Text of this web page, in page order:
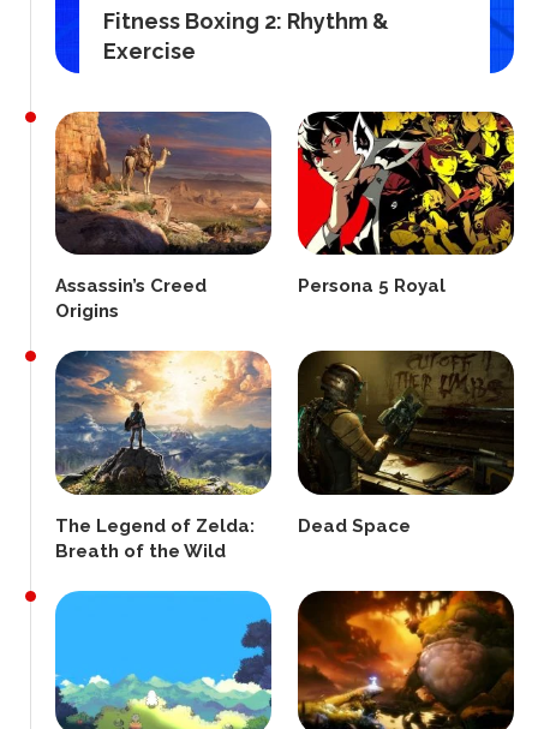
Fitness Boxing 2: Rhythm &
Exercise
Assassin’s Creed
Origins
Persona 5 Royal
The Legend of Zelda:
Breath of the Wild
Dead Space